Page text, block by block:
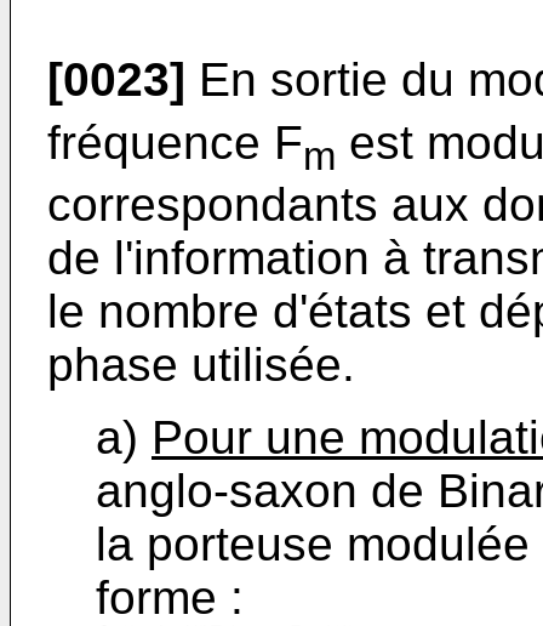
[0023] En sortie du
fréquence Fm est
correspondants aux
de l'information à
le nombre d'états et
phase utilisée.
a) Pour une
anglo-saxon de
la porteuse
forme :